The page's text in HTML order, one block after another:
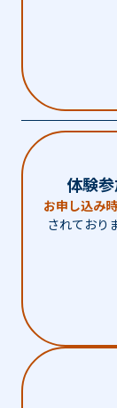
体験
お申し込み
されており